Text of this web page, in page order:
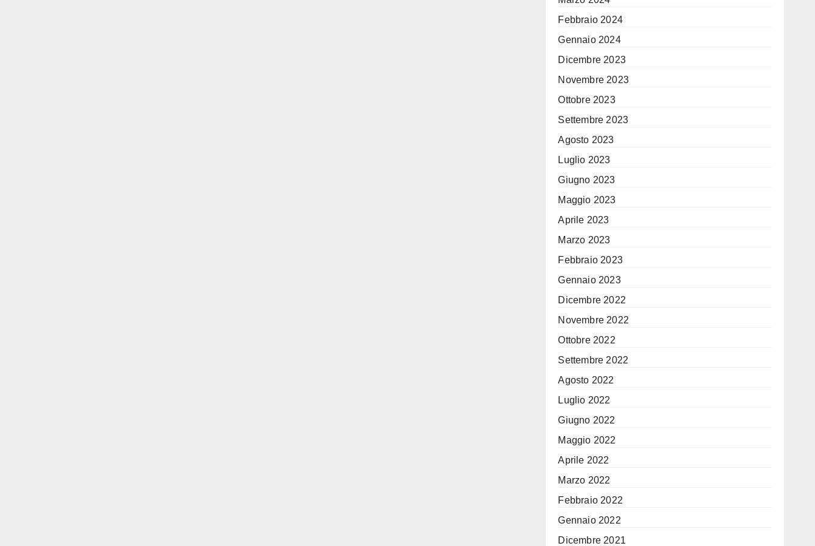
Febbraio 2024
Gennaio 2024
Dicembre 2023
Novembre 2023
Ottobre 2023
Settembre 2023
Agosto 2023
Luglio 2023
Giugno 2023
Maggio 2023
Aprile 2023
Marzo 2023
Febbraio 2023
Gennaio 2023
Dicembre 2022
Novembre 2022
Ottobre 2022
Settembre 2022
Agosto 2022
Luglio 2022
Giugno 2022
Maggio 2022
Aprile 2022
Marzo 2022
Febbraio 2022
Gennaio 2022
Dicembre 2021